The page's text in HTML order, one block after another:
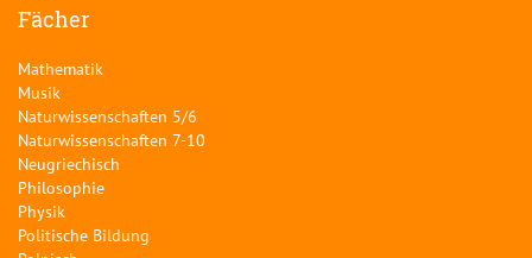
Fächer
Mathematik
Musik
Naturwissenschaften 5/6
Naturwissenschaften 7-10
Neugriechisch
Philosophie
Physik
Politische Bildung